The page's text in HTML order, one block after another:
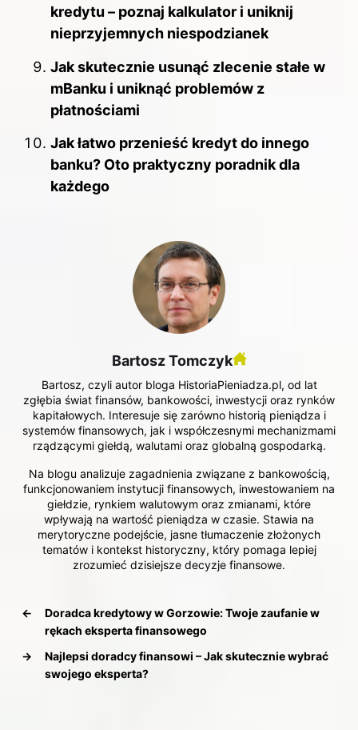
kredytu – poznaj kalkulator i uniknij
nieprzyjemnych niespodzianek
Jak skutecznie usunąć zlecenie stałe w
mBanku i uniknąć problemów z
płatnościami
Jak łatwo przenieść kredyt do innego
banku? Oto praktyczny poradnik dla
każdego
Bartosz Tomczyk
Bartosz, czyli autor bloga HistoriaPieniadza.pl, od lat
zgłębia świat finansów, bankowości, inwestycji oraz rynków
kapitałowych. Interesuje się zarówno historią pieniądza i
systemów finansowych, jak i współczesnymi mechanizmami
rządzącymi giełdą, walutami oraz globalną gospodarką.
Na blogu analizuje zagadnienia związane z bankowością,
funkcjonowaniem instytucji finansowych, inwestowaniem na
giełdzie, rynkiem walutowym oraz zmianami, które
wpływają na wartość pieniądza w czasie. Stawia na
merytoryczne podejście, jasne tłumaczenie złożonych
tematów i kontekst historyczny, który pomaga lepiej
zrozumieć dzisiejsze decyzje finansowe.
←
Doradca kredytowy w Gorzowie: Twoje zaufanie w
rękach eksperta finansowego
→
Najlepsi doradcy finansowi – Jak skutecznie wybrać
swojego eksperta?